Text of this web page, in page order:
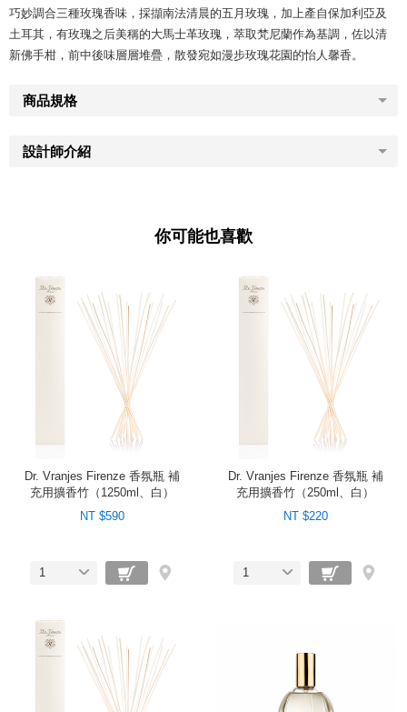
巧妙調合三種玫瑰香味，採擷南法清晨的五月玫瑰，加上產自保加利亞及
土耳其，有玫瑰之后美稱的大馬士革玫瑰，萃取梵尼蘭作為基調，佐以清
新佛手柑，前中後味層層堆疊，散發宛如漫步玫瑰花園的怡人馨香。
商品規格
設計師介紹
你可能也喜歡
Dr. Vranjes Firenze 香氛瓶 補
充用擴香竹（1250ml、白）
NT $590
1
Dr. Vranjes Firenze 香氛瓶 補
充用擴香竹（250ml、白）
NT $220
1